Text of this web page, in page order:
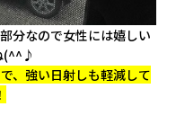
分なので女性には嬉しい
(^^♪
、強い日射しも軽減して